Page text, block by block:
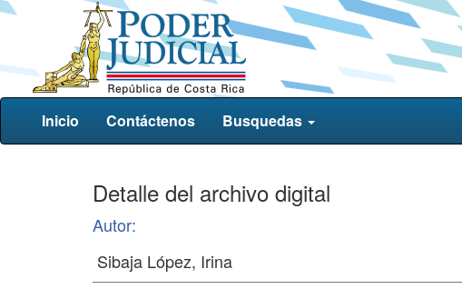
Inicio Contáctenos Busquedas
Detalle del archivo digital
Autor: